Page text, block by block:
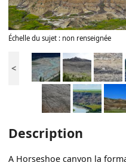
Échelle du sujet : non renseignée
<
Description
A Horseshoe canyon la